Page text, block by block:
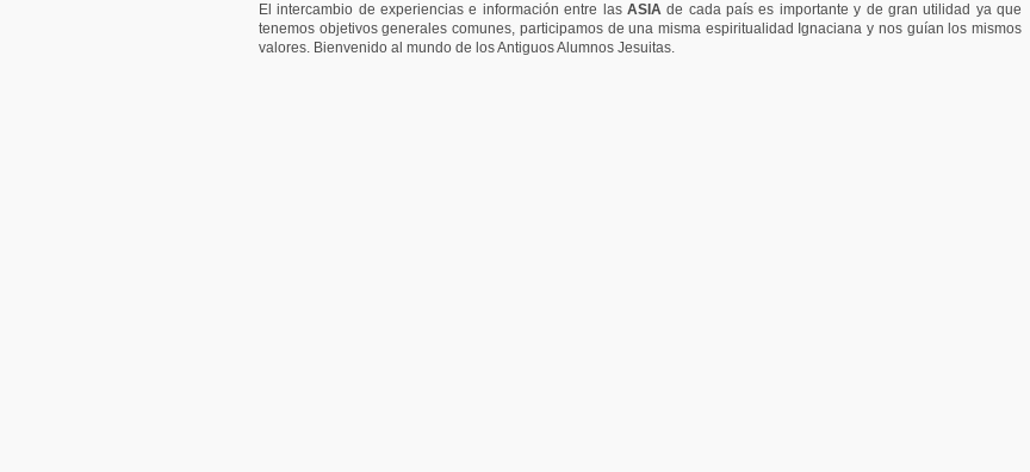
El intercambio de experiencias e información entre las ASIAde cada país es importante y de gran utilidad ya que
tenemos objetivos generales comunes, participamos de una misma espiritualidad Ignaciana y nos guían los mismos
valores. Bienvenido al mundo de los Antiguos Alumnos Jesuitas.